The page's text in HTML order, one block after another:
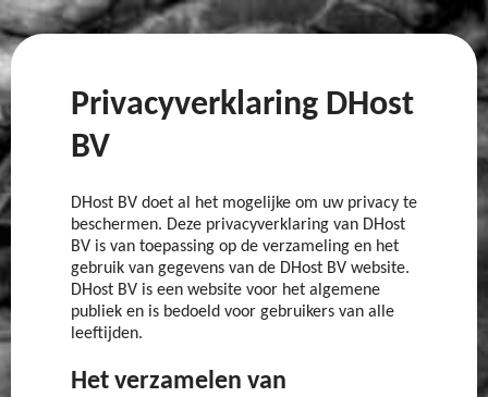
Privacyverklaring DHost
BV
DHost BV doet al het mogelijke om uw privacy te
beschermen. Deze privacyverklaring van DHost
BV is van toepassing op de verzameling en het
gebruik van gegevens van de DHost BV website.
DHost BV is een website voor het algemene
publiek en is bedoeld voor gebruikers van alle
leeftijden.
Het verzamelen van